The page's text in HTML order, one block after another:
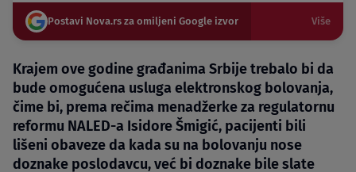
Postavi Nova.rs za omiljeni Google izvor Više
Krajem ove godine građanima Srbije trebalo bi da
bude omogućena usluga elektronskog bolovanja,
čime bi, prema rečima menadžerke za regulatornu
reformu NALED-a Isidore Šmigić, pacijenti bili
lišeni obaveze da kada su na bolovanju nose
doznake poslodavcu, već bi doznake bile slate